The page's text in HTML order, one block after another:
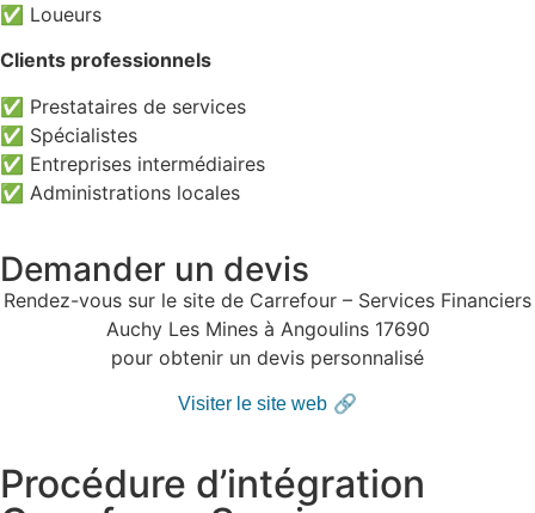
✅ Loueurs
Clients professionnels
✅ Prestataires de services
✅ Spécialistes
✅ Entreprises intermédiaires
✅ Administrations locales
Demander un devis
Rendez-vous sur le site de Carrefour – Services Financiers
Auchy Les Mines à Angoulins 17690
pour obtenir un devis personnalisé
Visiter le site web 🔗
Procédure d’intégration